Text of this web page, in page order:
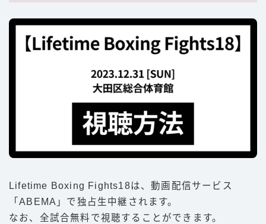
Lifetime Boxing Fights18は、動画配信サービス
「ABEMA」で独占生中継されます。
なお、全試合無料で視聴することができます。